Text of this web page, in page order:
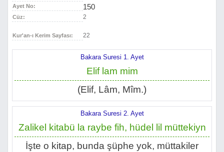
Ayet No: 150
Cüz: 2
Kur'an-ı Kerim Sayfası: 22
Bakara Suresi 1. Ayet
Elif lam mim
(Elif, Lâm, Mîm.)
Bakara Suresi 2. Ayet
Zalikel kitabü la raybe fih, hüdel lil müttekiyn
İşte o kitap, bunda şüphe yok, müttakiler